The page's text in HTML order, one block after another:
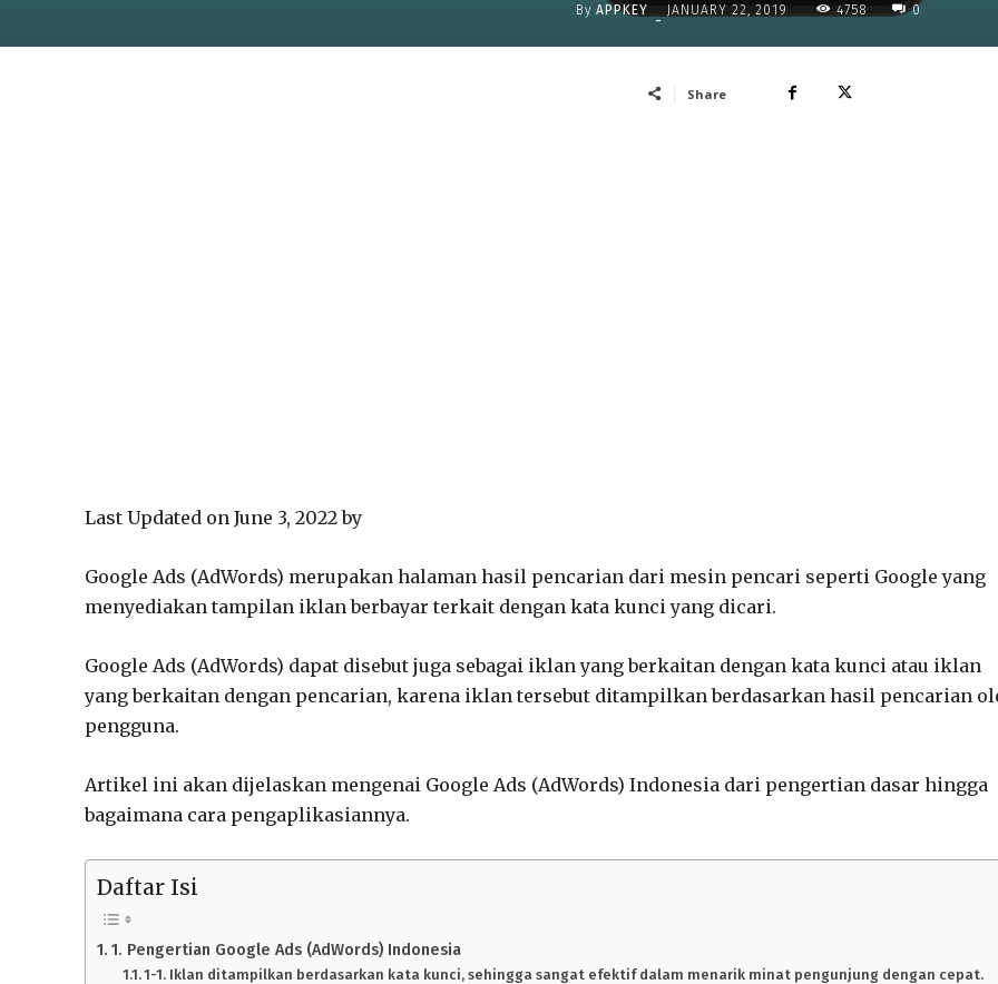
By APPKEY - JANUARY 22, 2019 4758 0
Share
Last Updated on June 3, 2022 by
Google Ads (AdWords) merupakan halaman hasil pencarian dari mesin pencari seperti Google yang
menyediakan tampilan iklan berbayar terkait dengan kata kunci yang dicari.
Google Ads (AdWords) dapat disebut juga sebagai iklan yang berkaitan dengan kata kunci atau iklan
yang berkaitan dengan pencarian, karena iklan tersebut ditampilkan berdasarkan hasil pencarian
pengguna.
Artikel ini akan dijelaskan mengenai Google Ads (AdWords) Indonesia dari pengertian dasar hingga
bagaimana cara pengaplikasiannya.
Daftar Isi
1. Pengertian Google Ads (AdWords) Indonesia
1-1. Iklan ditampilkan berdasarkan kata kunci, sehingga sangat efektif dalam menarik minat pengunjung dengan cepat.